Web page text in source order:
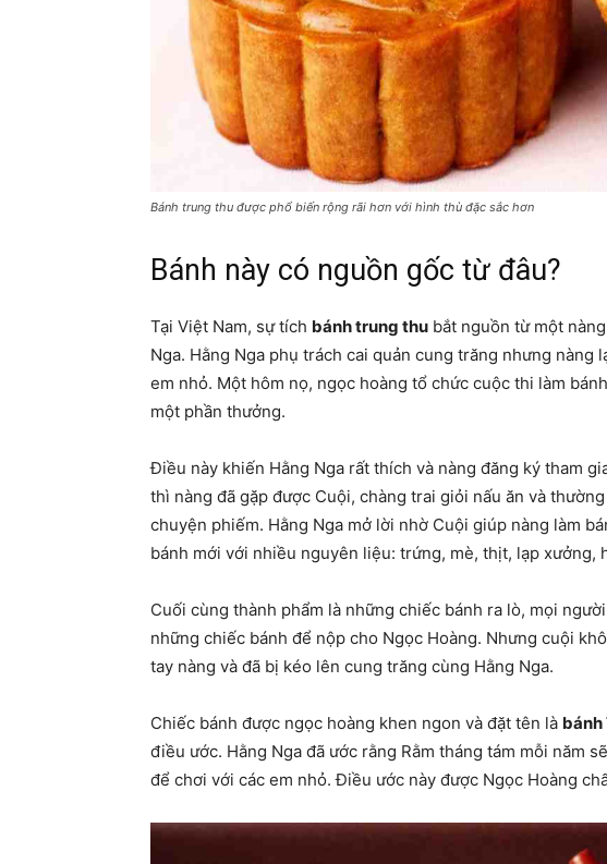
Bánh trung thu được phổ biến rộng rãi hơn với hình thù đặc sắc hơn
Bánh này có nguồn gốc từ đâu?
Tại Việt Nam, sự tích bánh trung thu bắt nguồn từ một
Nga. Hằng Nga phụ trách cai quản cung trăng nhưng nàng
em nhỏ. Một hôm nọ, ngọc hoàng tổ chức cuộc thi làm
một phần thưởng.
Điều này khiến Hằng Nga rất thích và nàng đăng ký tham
thì nàng đã gặp được Cuội, chàng trai giỏi nấu ăn và
chuyện phiếm. Hằng Nga mở lời nhờ Cuội giúp nàng làm
bánh mới với nhiều nguyên liệu: trứng, mè, thịt, lạp xưởng,
Cuối cùng thành phẩm là những chiếc bánh ra lò, mọi
những chiếc bánh để nộp cho Ngọc Hoàng. Nhưng cuội
tay nàng và đã bị kéo lên cung trăng cùng Hằng Nga.
Chiếc bánh được ngọc hoàng khen ngon và đặt tên là bánh
điều ước. Hằng Nga đã ước rằng Rằm tháng tám mỗi năm
để chơi với các em nhỏ. Điều ước này được Ngọc Hoàng